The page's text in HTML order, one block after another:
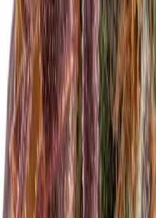
Marken